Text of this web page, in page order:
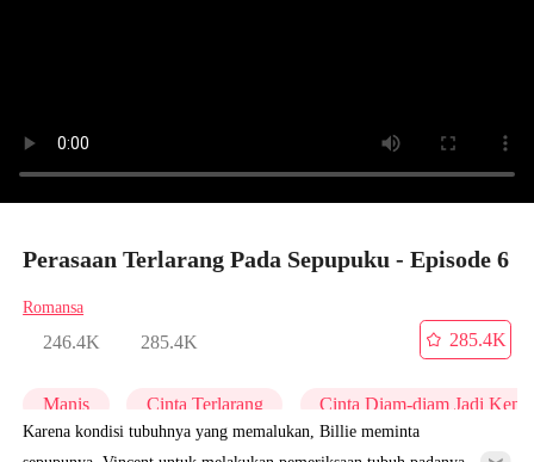
Perasaan Terlarang Pada Sepupuku - Episode 6
Romansa
246.4K 285.4K
285.4K
Manis Cinta Terlarang Cinta Diam-diam Jadi
Karena kondisi tubuhnya yang memalukan, Billie meminta